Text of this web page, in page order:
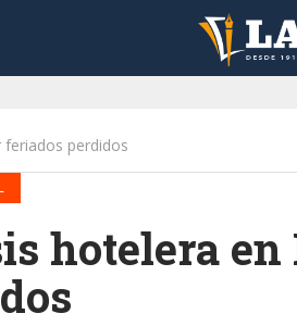
feriados perdidos
hotelera